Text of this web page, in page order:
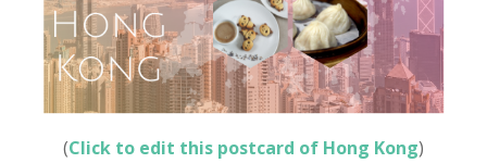
(Click to edit this postcard of Hong Kong)